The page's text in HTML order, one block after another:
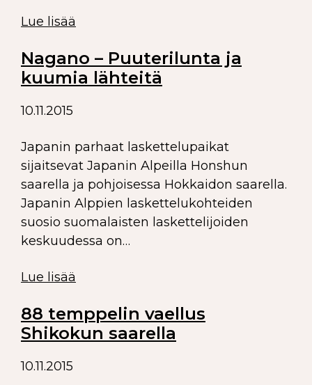
Lue lisää
Nagano – Puuterilunta ja
kuumia lähteitä
10.11.2015
Japanin parhaat laskettelupaikat
sijaitsevat Japanin Alpeilla Honshun
saarella ja pohjoisessa Hokkaidon saarella.
Japanin Alppien laskettelukohteiden
suosio suomalaisten laskettelijoiden
keskuudessa on…
Lue lisää
88 temppelin vaellus
Shikokun saarella
10.11.2015